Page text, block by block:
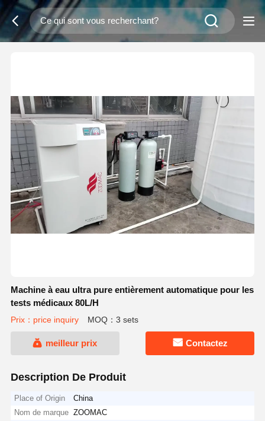
Machine à eau ultra pure entièrement automatique pour les
tests médicaux 80L/H
Prix：price inquiry MOQ：3 sets
meilleur prix Contactez
Description De Produit
Place of Origin
China
Nom de marque ZOOMAC